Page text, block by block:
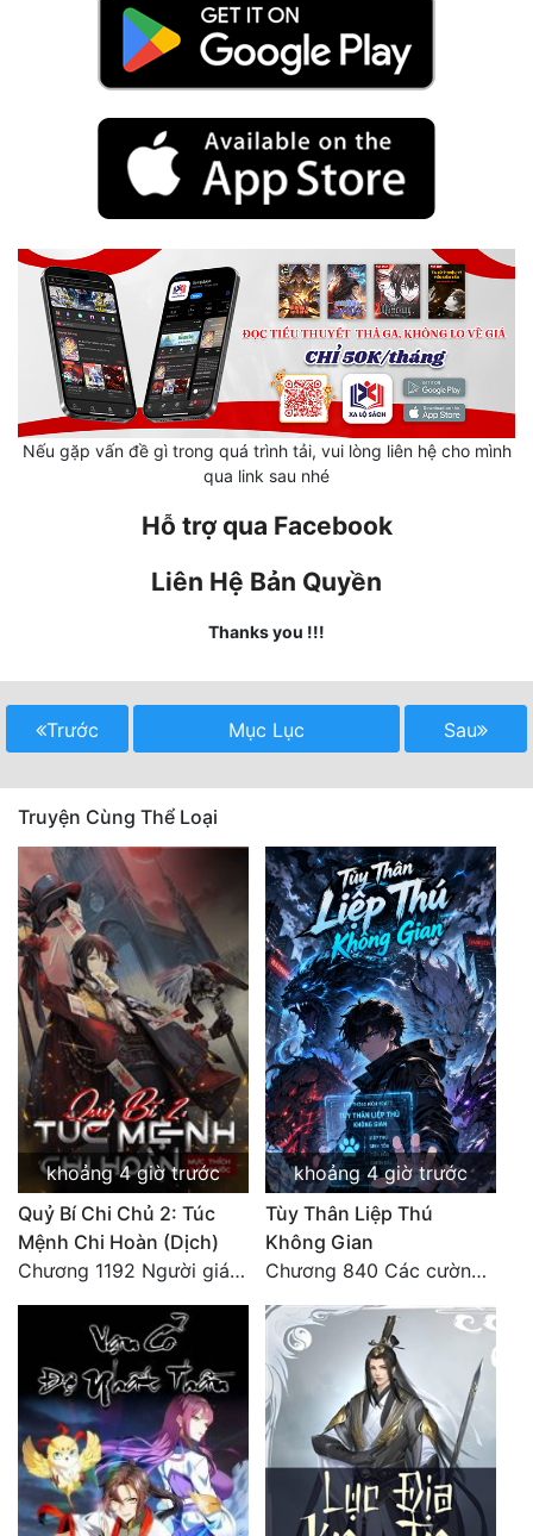
Góc Nhìn Nữ
Huyền Huyễn
Huyền Nghi
Huyền Ảo
Kỳ Huyễn
Linh Dị
Làm Giàu
Lịch Sử
Mưu Mô
Mạt Thế
Mỹ Thực
Ngôn Tình
Ngược
Nữ Cường
Phong Thủy - Tâm Linh
Phương Tây
Phản Phái
Quan Trường
Nếu gặp vấn đề gì trong quá trình tải, vui lòng liên hệ cho mình
qua link sau nhé
Hỗ trợ qua Facebook
Liên Hệ Bản Quyền
Thanks you !!!
Trước Mục Lục Sau
Truyện Cùng Thể Loại
khoảng 4 giờ trước
Quỷ Bí Chi Chủ 2: Túc
Mệnh Chi Hoàn (Dịch)
Chương 1192 Người giám thị
khoảng 4 giờ trước
Tùy Thân Liệp Thú
Không Gian
Chương 840 Các cường giả Hằng Tinh cấp khác đâu?